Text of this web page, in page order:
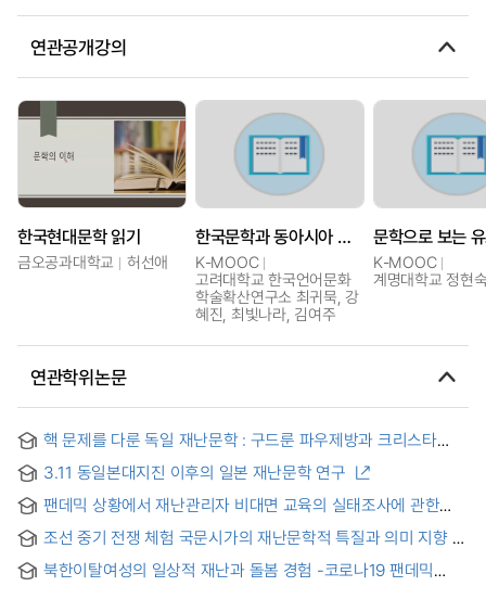
연관공개강의
한국현대문학 읽기
금오공과대학교 허선애
한국문학과 동아시아 문학
K-MOOC
고려대학교 한국언어문화
학술확산연구소 최귀묵, 강
혜진, 최빛나라, 김여주
K-MOOC
계명대학교 정현
연관학위논문
핵 문제를 다룬 독일 재난문학 : 구드룬 파우제방과 크리스타
zum Thema Kernkatastrophe - Mit dem Fokus auf die
Werke von Gudrun Pausewang und Christa Wolf -
3.11 동일본대지진 이후의 일본 재난문학 연구
팬데믹 상황에서 재난관리자 비대면 교육의 실태조사에 관한
조선 중기 전쟁 체험 국문시가의 재난문학적 특질과 의미 지향
북한이탈여성의 일상적 재난과 돌봄 경험 -코로나19 팬데믹